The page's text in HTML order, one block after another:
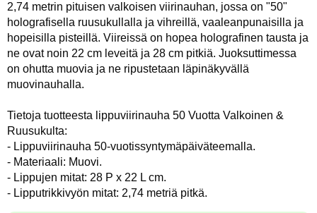
2,74 metrin pituisen valkoisen viirinauhan, jossa on "50"
holografisella ruusukullalla ja vihreillä, vaaleanpunaisilla ja
hopeisilla pisteillä. Viireissä on hopea holografinen tausta ja
ne ovat noin 22 cm leveitä ja 28 cm pitkiä. Juoksuttimessa
on ohutta muovia ja ne ripustetaan läpinäkyvällä
muovinauhalla.
Tietoja tuotteesta lippuviirinauha 50 Vuotta Valkoinen &
Ruusukulta:
- Lippuviirinauha 50-vuotissyntymäpäiväteemalla.
- Materiaali: Muovi.
- Lippujen mitat: 28 P x 22 L cm.
- Lipputrikkivyön mitat: 2,74 metriä pitkä.